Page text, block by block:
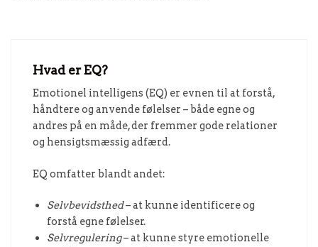
Hvad er EQ?
Emotionel intelligens (EQ) er evnen til at forstå,
håndtere og anvende følelser – både egne og
andres på en måde, der fremmer gode relationer
og hensigtsmæssig adfærd.
EQ omfatter blandt andet:
Selvbevidsthed– at kunne identificere og
forstå egne følelser.
Selvregulering– at kunne styre emotionelle